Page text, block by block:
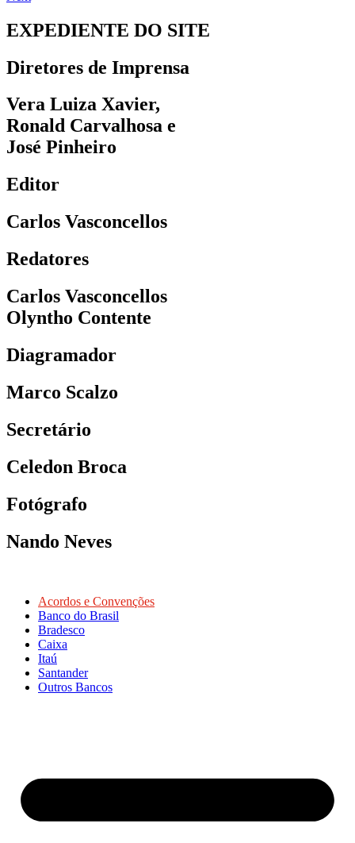
EXPEDIENTE DO SITE
Diretores de Imprensa
Vera Luiza Xavier,
Ronald Carvalhosa e
José Pinheiro
Editor
Carlos Vasconcellos
Redatores
Carlos Vasconcellos
Olyntho Contente
Diagramador
Marco Scalzo
Secretário
Celedon Broca
Fotógrafo
Nando Neves
Acordos e Convenções
Banco do Brasil
Bradesco
Caixa
Itaú
Santander
Outros Bancos